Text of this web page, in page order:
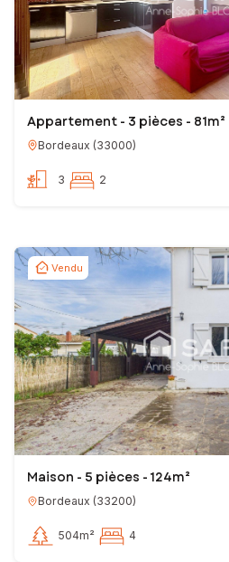
Appartement - 3 pièces - 81m²
Bordeaux (33000)
3 2
Vendu
Maison - 5 pièces - 124m²
Bordeaux (33200)
504m² 4